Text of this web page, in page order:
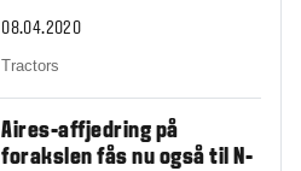
08.04.2020
Tractors
Aires-affjedring på
forakslen fås nu også til N-